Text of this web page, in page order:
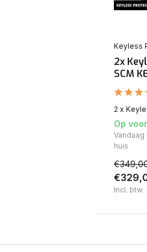
Keyless
2x
SCM
2 x
Op
huis
Incl. btw